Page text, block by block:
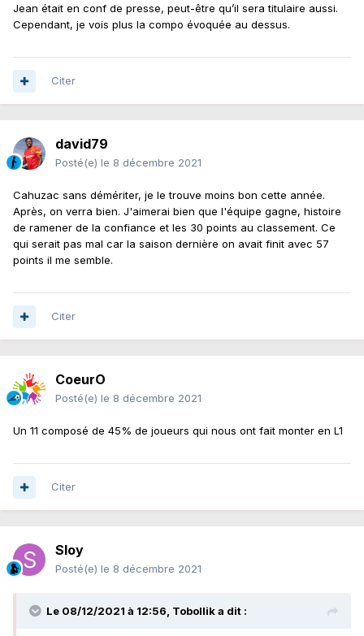
Jean était en conf de presse, peut-être qu’il sera titulaire aussi.
Cependant, je vois plus la compo évoquée au dessus.
Citer
david79
Posté(e) le 8 décembre 2021
Cahuzac sans démériter, je le trouve moins bon cette année.
Après, on verra bien. J'aimerai bien que l'équipe gagne, histoire
de ramener de la confiance et les 30 points au classement. Ce
qui serait pas mal car la saison dernière on avait finit avec 57
points il me semble.
Citer
CoeurO
Posté(e) le 8 décembre 2021
Un 11 composé de 45% de joueurs qui nous ont fait monter en L1
Citer
Sloy
Posté(e) le 8 décembre 2021
Le 08/12/2021 à 12:56, Tobollika dit :